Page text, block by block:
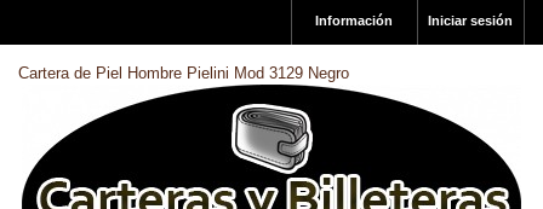
Iniciar sesión
Información
Cartera de Piel Hombre Pielini Mod 3129 Negro